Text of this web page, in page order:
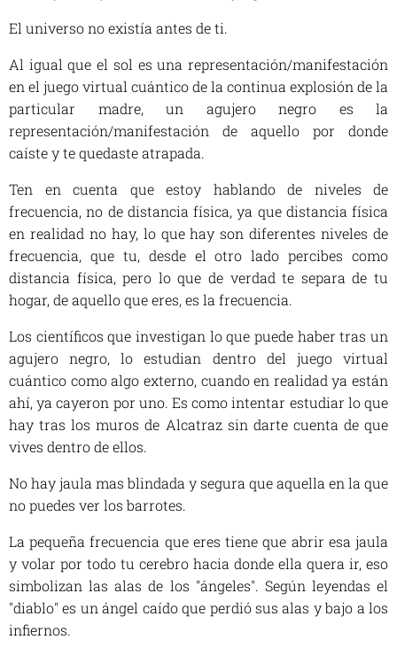
El universo no existía antes de ti.
Al igual que el sol es una representación/manifestación
en el juego virtual cuántico de la continua explosión de la
particular madre, un agujero negro es la
representación/manifestación de aquello por donde
caíste y te quedaste atrapada.
Ten en cuenta que estoy hablando de niveles de
frecuencia, no de distancia física, ya que distancia física
en realidad no hay, lo que hay son diferentes niveles de
frecuencia, que tu, desde el otro lado percibes como
distancia física, pero lo que de verdad te separa de tu
hogar, de aquello que eres, es la frecuencia.
Los científicos que investigan lo que puede haber tras un
agujero negro, lo estudian dentro del juego virtual
cuántico como algo externo, cuando en realidad ya están
ahí, ya cayeron por uno. Es como intentar estudiar lo que
hay tras los muros de Alcatraz sin darte cuenta de que
vives dentro de ellos.
No hay jaula mas blindada y segura que aquella en la que
no puedes ver los barrotes.
La pequeña frecuencia que eres tiene que abrir esa jaula
y volar por todo tu cerebro hacia donde ella quera ir, eso
simbolizan las alas de los "ángeles". Según leyendas el
"diablo" es un ángel caído que perdió sus alas y bajo a los
infiernos.